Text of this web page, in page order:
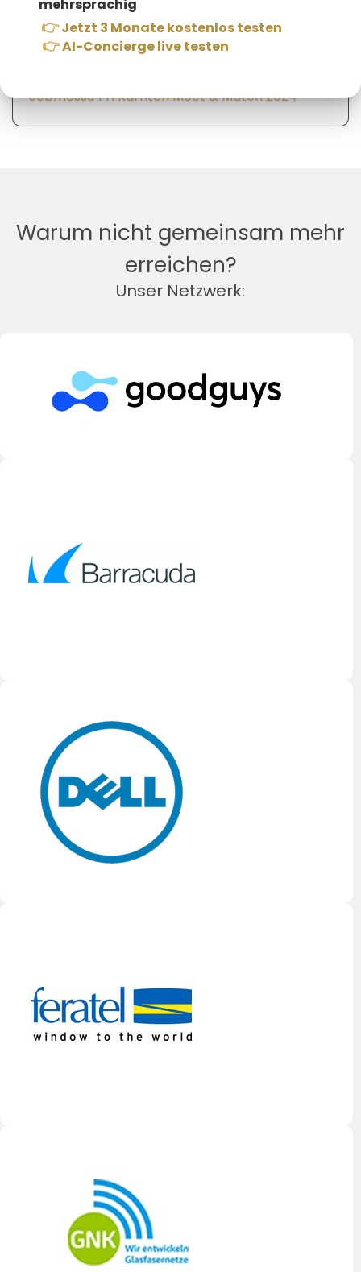
Jobmesse FH Kärnten Meet & Match 2024
Warum nicht gemeinsam mehr
erreichen?
Unser Netzwerk:
mehrsprachig
👉Jetzt 3 Monate kostenlos testen
👉AI-Concierge live testen